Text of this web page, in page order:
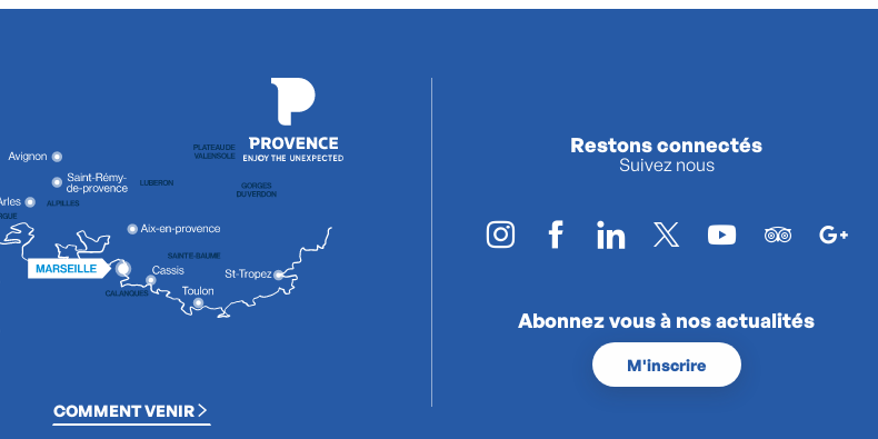
COMMENT VENIR
Restons connectés
Suivez nous
Abonnez vous à nos actualités
M'inscrire